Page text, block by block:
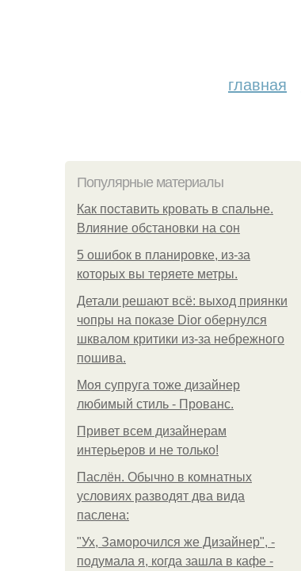
главная
Популярные материалы
Как поставить кровать в спальне.
Влияние обстановки на сон
5 ошибок в планировке, из-за
которых вы теряете метры.
Детали решают всё: выход приянки
чопры на показе Dior обернулся
шквалом критики из-за небрежного
пошива.
Моя супруга тоже дизайнер
любимый стиль - Прованс.
Привет всем дизайнерам
интерьеров и не только!
Паслён. Обычно в комнатных
условиях разводят два вида
паслена:
"Ух, Заморочился же Дизайнер", -
подумала я, когда зашла в кафе -